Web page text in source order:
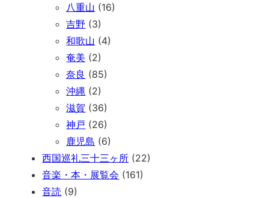
八重山 (16)
吉野 (3)
和歌山 (4)
奄美 (2)
奈良 (85)
沖縄 (2)
滋賀 (36)
神戸 (26)
鹿児島 (6)
西国巡礼三十三ヶ所 (22)
音楽・本・展覧会 (161)
音読 (9)